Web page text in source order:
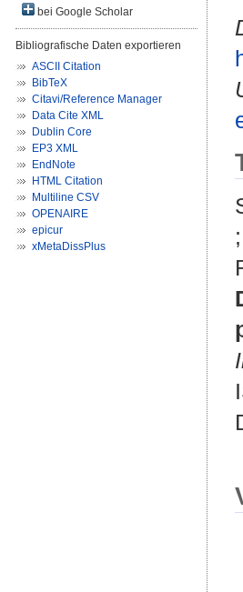
bei Google Scholar
Bibliografische Daten exportieren
ASCII Citation
BibTeX
Citavi/Reference Manager
Data Cite XML
Dublin Core
EP3 XML
EndNote
HTML Citation
Multiline CSV
OPENAIRE
epicur
xMetaDissPlus
;